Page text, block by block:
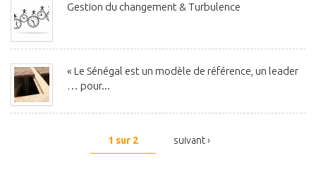
Gestion du changement & Turbulence
« Le Sénégal est un modèle de référence, un leader
… pour...
1 sur 2 suivant ›